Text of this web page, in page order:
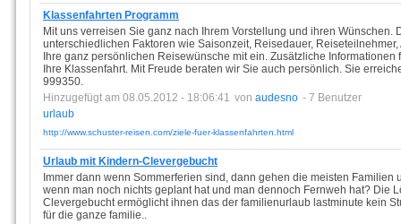
Klassenfahrten Programm
Mit uns verreisen Sie ganz nach Ihrem Vorstellung und ihren Wünschen.
unterschiedlichen Faktoren wie Saisonzeit, Reisedauer,
Ihre ganz persönlichen Reisewünsche mit ein. Zusätzliche
Ihre Klassenfahrt. Mit Freude beraten wir Sie auch persönlich. Sie
999350.
Hinzugefügt am 08.05.2012 - 18:06:41 von audesno - 7 Benutzer
urlaub
http://www.schuster-reisen.com/ziele-fuer-klassenfahrten.html
Urlaub mit Kindern-Clevergebucht
Immer dann wenn Sommerferien sind, dann gehen die meisten Familien
wenn man noch nichts geplant hat und man dennoch Fernweh hat? Die
Clevergebucht ermöglicht ihnen das der familienurlaub lastminute kein
für die ganze familie..